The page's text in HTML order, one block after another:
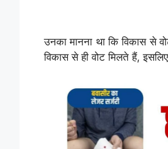
उनका मानना ​​था कि विकास से
विकास से ही वोट मिलते हैं,